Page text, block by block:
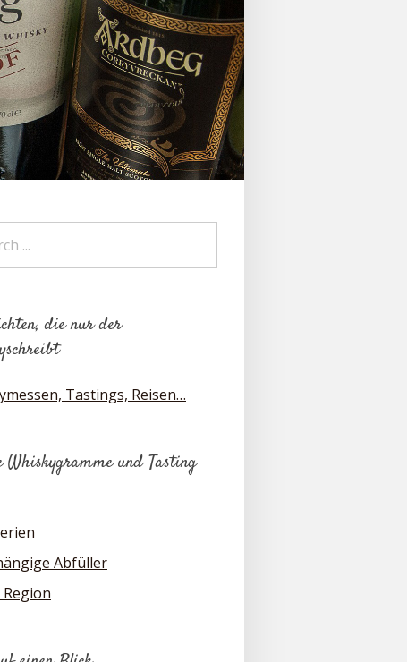
die nur der
Tastings, Reisen…
Whiskygramme und Tasting
Abfüller